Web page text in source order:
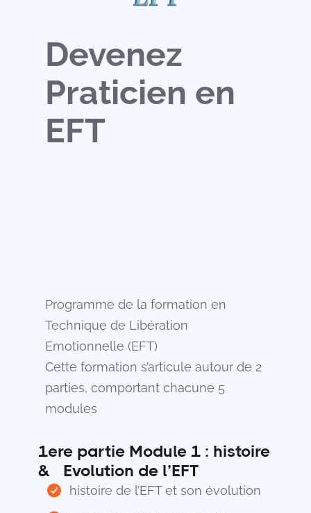
Devenez
Praticien en
EFT
Programme de la formation en
Technique de Libération
Emotionnelle (EFT)
Cette formation s’articule autour de 2
parties, comportant chacune 5
modules
1ere partie Module 1 : histoire
& éEvolution de l’EFT
histoire de l’EFT et son évolution